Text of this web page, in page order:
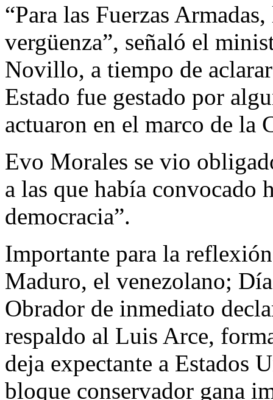
“Para las Fuerzas
vergüenza”, señaló el
Novillo, a tiempo de
Estado fue gestado por
actuaron en el marco de la
Evo Morales se vio
a las que había convocado
democracia”.
Importante para la
Maduro, el venezolano;
Obrador de inmediato
respaldo al Luis Arce,
deja expectante a Estados
bloque conservador gana